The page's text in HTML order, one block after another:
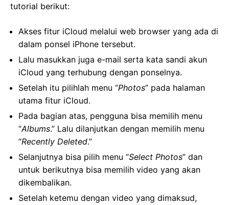
tutorial berikut:
Akses fitur iCloud melalui web browser yang ada di
dalam ponsel iPhone tersebut.
Lalu masukkan juga e-mail serta kata sandi akun
iCloud yang terhubung dengan ponselnya.
Setelah itu pilihlah menu “Photos” pada halaman
utama fitur iCloud.
Pada bagian atas, pengguna bisa memilih menu
“Albums.” Lalu dilanjutkan dengan memilih menu
“Recently Deleted.”
Selanjutnya bisa pilih menu “Select Photos” dan
untuk berikutnya bisa memilih video yang akan
dikembalikan.
Setelah ketemu dengan video yang dimaksud,